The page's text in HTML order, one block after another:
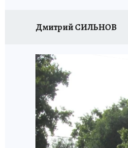
Дмитрий СИЛЬНОВ